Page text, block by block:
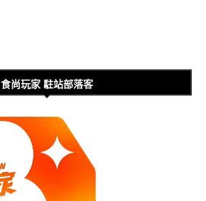
食尚玩家 駐站部落客